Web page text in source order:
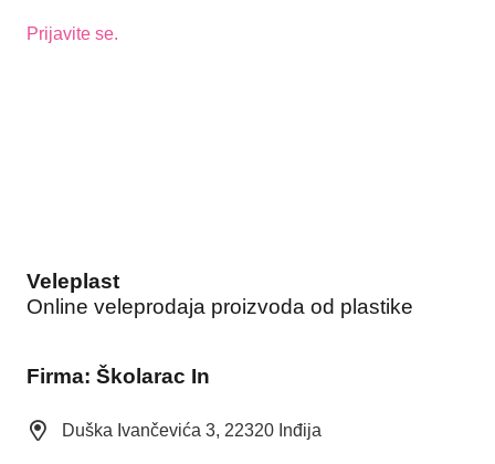
Prijavite se.
Veleplast
Online veleprodaja proizvoda od plastike
Firma: Školarac In
Duška Ivančevića 3, 22320 Inđija